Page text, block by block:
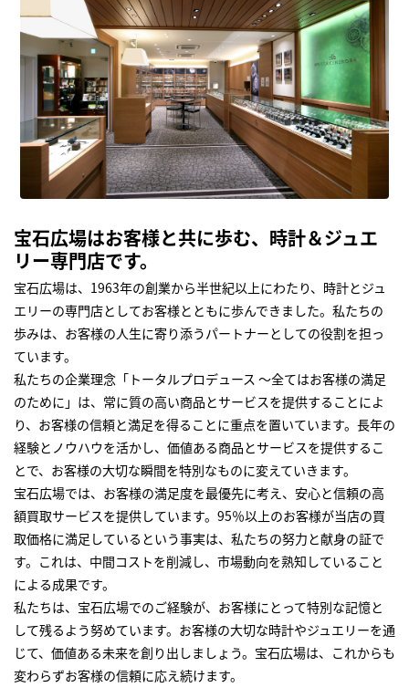
宝石広場はお客様と共に歩む、時計＆ジュエ
リー専門店です。
宝石広場は、1963年の創業から半世紀以上にわたり、時計とジュ
エリーの専門店としてお客様とともに歩んできました。私たちの
歩みは、お客様の人生に寄り添うパートナーとしての役割を担っ
ています。
私たちの企業理念「トータルプロデュース ～全てはお客様の満足
のために」は、常に質の高い商品とサービスを提供することによ
り、お客様の信頼と満足を得ることに重点を置いています。長年の
経験とノウハウを活かし、価値ある商品とサービスを提供するこ
とで、お客様の大切な瞬間を特別なものに変えていきます。
宝石広場では、お客様の満足度を最優先に考え、安心と信頼の高
額買取サービスを提供しています。95％以上のお客様が当店の買
取価格に満足しているという事実は、私たちの努力と献身の証で
す。これは、中間コストを削減し、市場動向を熟知していること
による成果です。
私たちは、宝石広場でのご経験が、お客様にとって特別な記憶と
して残るよう努めています。お客様の大切な時計やジュエリーを通
じて、価値ある未来を創り出しましょう。宝石広場は、これからも
変わらずお客様の信頼に応え続けます。